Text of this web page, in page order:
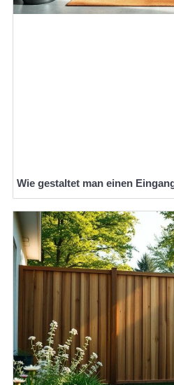
Wie gestaltet man einen